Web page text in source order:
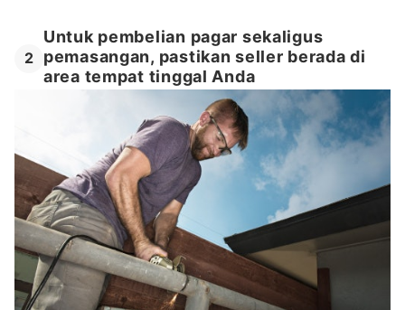
2
Untuk pembelian pagar sekaligus
pemasangan, pastikan seller berada di
area tempat tinggal Anda